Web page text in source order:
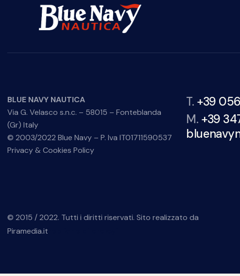
BLUE NAVY NAUTICA
Via G. Velasco s.n.c. – 58015 – Fonteblanda
(Gr) Italy
© 2003/2022 Blue Navy – P. Iva IT01711590537
Privacy & Cookies Policy
T. +39
M. +39
© 2015 / 2022. Tutti i diritti riservati. Sito realizzato da
Piramedia.it